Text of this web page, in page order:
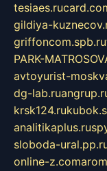
tesiaes.ru
gildiya-
griffoncom.spb.ru
PARK-
avtoyurist-
dg-lab.ru
krsk124.ru
analitikaplus.ru
sloboda-
online-z.com